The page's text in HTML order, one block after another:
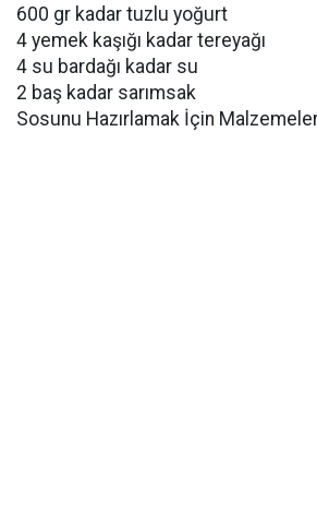
600 gr kadar tuzlu yoğurt
4 yemek kaşığı kadar tereyağı
4 su bardağı kadar su
2 baş kadar sarımsak
Sosunu Hazırlamak İçin